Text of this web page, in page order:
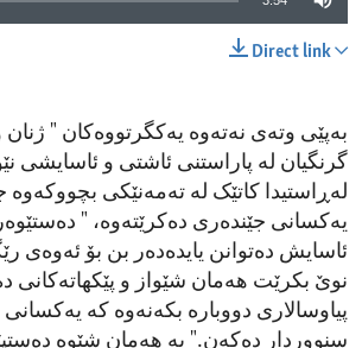
Direct link
بەپێی وتەی نەتەوە یەکگرتووەکان "
گرنگیان لە پاراستنی ئاشتی و ئاسایشی
لەڕاستیدا کاتێک لە تەمەنێکی
یەکسانی جێندەری دەکرێتەوە، "
ئاسایش دەتوانن یایدەدەر بن بۆ ئەوەی
نوێ بکرێت هەمان شێواز و پێکهاتەکانی
پیاوسالاری دووبارە بکەنەوە کە
سنووردار دەکەن." بە هەمان شێوە